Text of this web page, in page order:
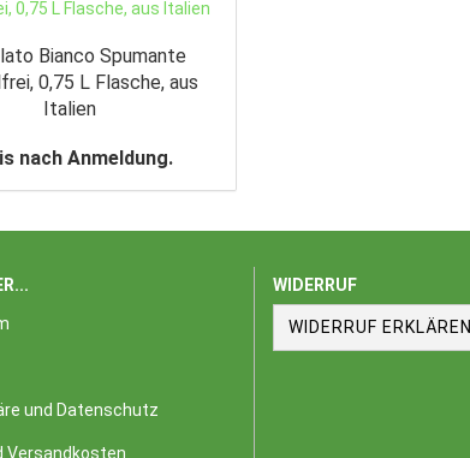
Bianco Spumante
0,75 L Flasche, aus
Italien
nach Anmeldung.
und Datenschutz
Versandkosten
WIDERRUF
WIDERRUF ERKLÄREN